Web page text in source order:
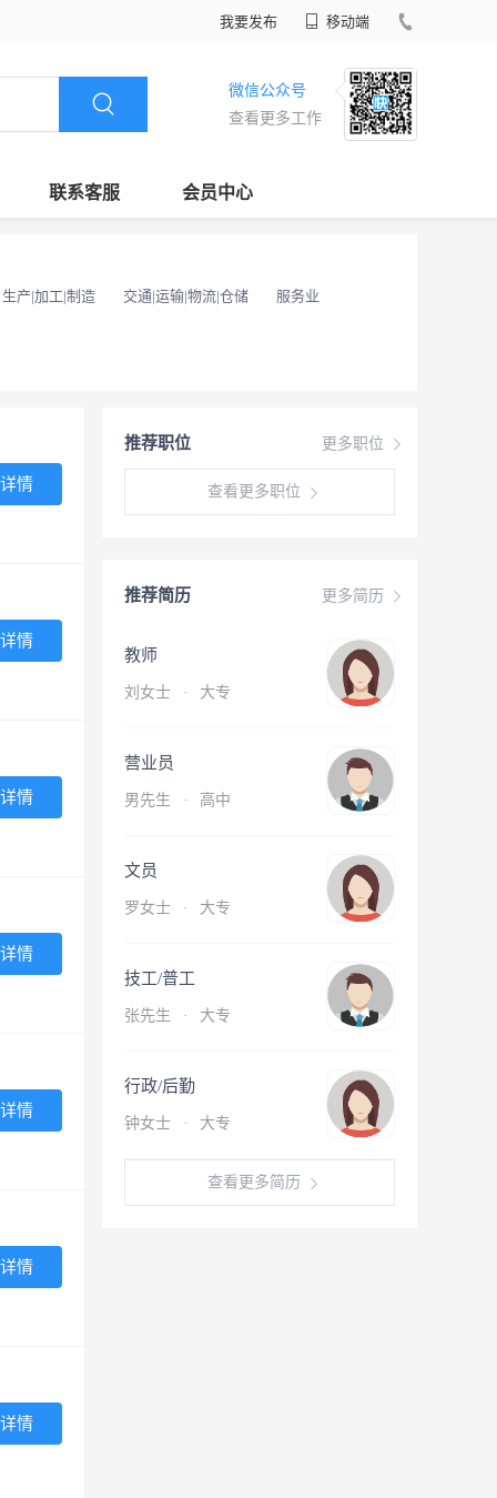
我要发布 移动端
微信公众号
查看更多工作
联系客服 会员中心
生产|加工|制造 交通|运输|物流|仓储
服务业
更多职位
推荐职位
查看更多职位
更多简历
推荐简历
教师
刘女士 · 大专
营业员
男先生 · 高中
文员
罗女士 · 大专
技工/普工
张先生 · 大专
行政/后勤
钟女士 · 大专
查看更多简历
情
情
情
情
情
情
情